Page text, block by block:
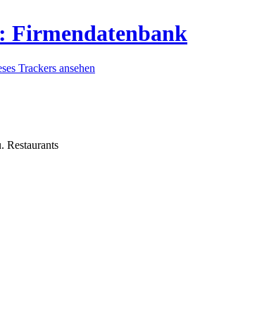
Firmendatenbank
Trackers ansehen
Restaurants